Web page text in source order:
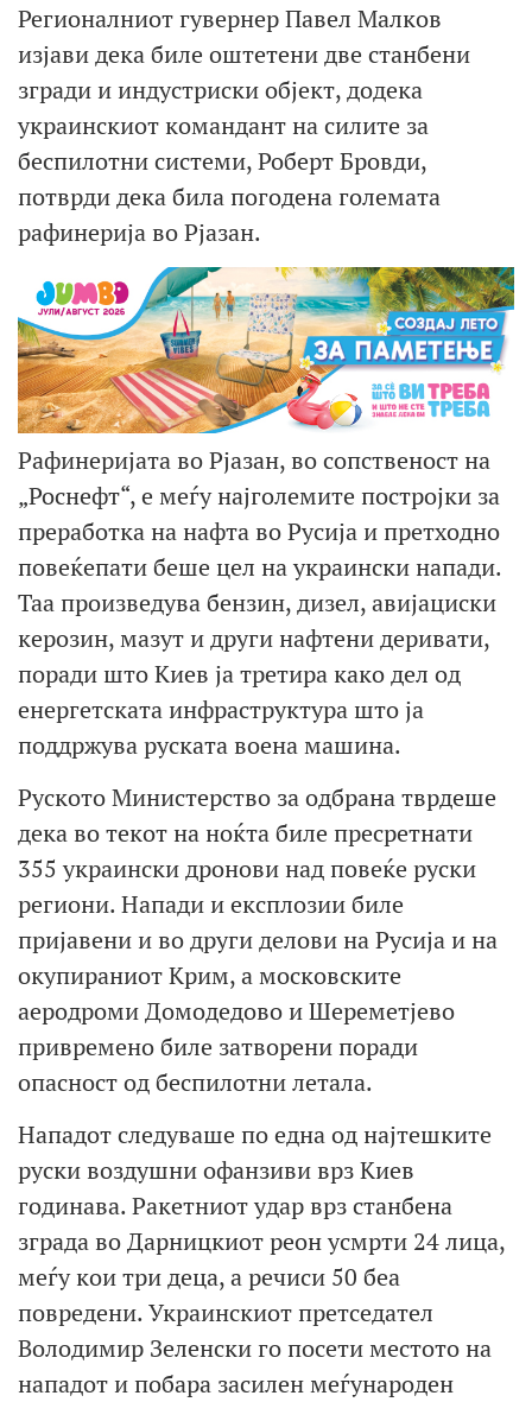
Регионалниот гувернер Павел Малков
изјави дека биле оштетени две станбени
згради и индустриски објект, додека
украинскиот командант на силите за
беспилотни системи, Роберт Бровди,
потврди дека била погодена големата
рафинерија во Рјазан.
Рафинеријата во Рјазан, во сопственост на
„Роснефт“, е меѓу најголемите постројки за
преработка на нафта во Русија и претходно
повеќепати беше цел на украински напади.
Таа произведува бензин, дизел, авијациски
керозин, мазут и други нафтени деривати,
поради што Киев ја третира како дел од
енергетската инфраструктура што ја
поддржува руската воена машина.
Руското Министерство за одбрана тврдеше
дека во текот на ноќта биле пресретнати
355 украински дронови над повеќе руски
региони. Напади и експлозии биле
пријавени и во други делови на Русија и на
окупираниот Крим, а московските
аеродроми Домодедово и Шереметјево
привремено биле затворени поради
опасност од беспилотни летала.
Нападот следуваше по една од најтешките
руски воздушни офанзиви врз Киев
годинава. Ракетниот удар врз станбена
зграда во Дарницкиот реон усмрти 24 лица,
меѓу кои три деца, а речиси 50 беа
повредени. Украинскиот претседател
Володимир Зеленски го посети местото на
нападот и побара засилен меѓународен